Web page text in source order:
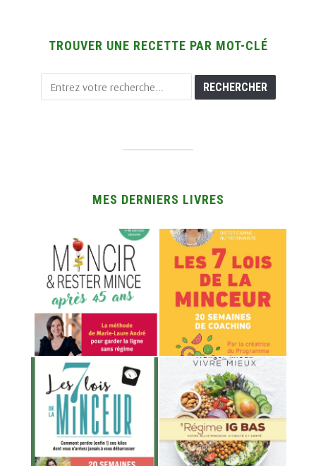
TROUVER UNE RECETTE PAR MOT-CLÉ
MES DERNIERS LIVRES